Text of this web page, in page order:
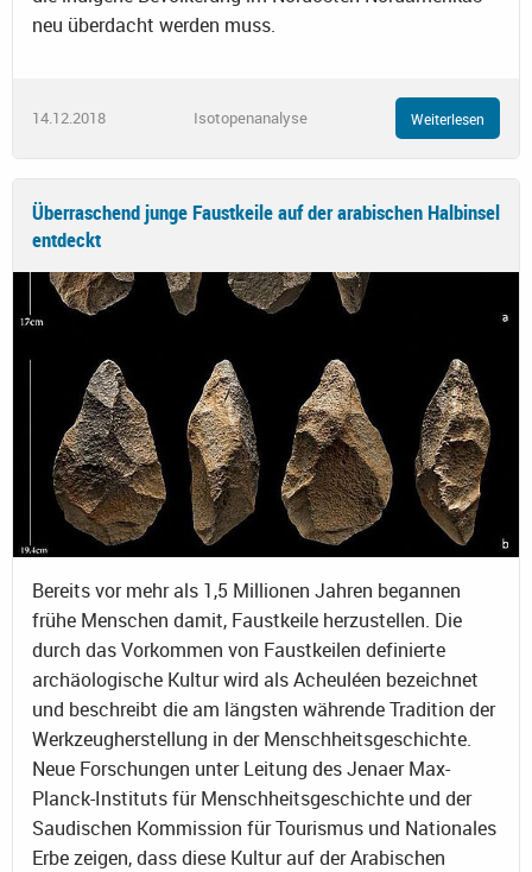
neu überdacht werden muss.
14.12.2018 Isotopenanalyse Weiterlesen
Überraschend junge Faustkeile auf der arabischen Halbinsel
entdeckt
Bereits vor mehr als 1,5 Millionen Jahren begannen
frühe Menschen damit, Faustkeile herzustellen. Die
durch das Vorkommen von Faustkeilen definierte
archäologische Kultur wird als Acheuléen bezeichnet
und beschreibt die am längsten währende Tradition der
Werkzeugherstellung in der Menschheitsgeschichte.
Neue Forschungen unter Leitung des Jenaer Max-
Planck-Instituts für Menschheitsgeschichte und der
Saudischen Kommission für Tourismus und Nationales
Erbe zeigen, dass diese Kultur auf der Arabischen